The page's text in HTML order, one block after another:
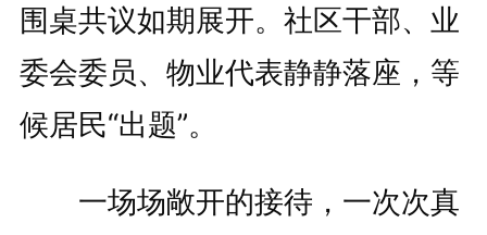
围桌共议如期展开。社区干部、业
委会委员、物业代表静静落座，等
候居民“出题”。
一场场敞开的接待，一次次真